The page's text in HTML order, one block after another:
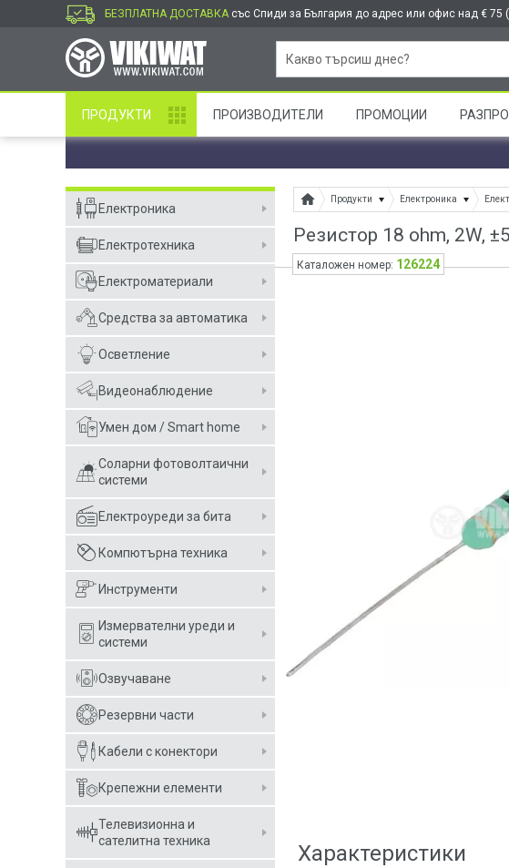
БЕЗПЛАТНА ДОСТАВКА със Спиди за България до адрес или офис над € 75
ПРОДУКТИ ПРОИЗВОДИТЕЛИ ПРОМОЦИИ
Електроника
Електротехника
Електроматериали
Средства за автоматика
Осветление
Видеонаблюдение
Умен дом / Smart home
Соларни фотоволтаични
системи
Електроуреди за бита
Компютърна техника
Инструменти
Измервателни уреди и
системи
Озвучаване
Резервни части
Кабели с конектори
Крепежни елементи
Телевизионна и
сателитна техника
Продукти Електроника
Резистор 18 ohm, 2W,
Каталожен номер: 126224
Характеристики